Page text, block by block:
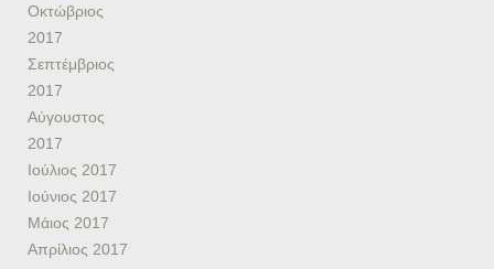
Οκτώβριος
2017
Σεπτέμβριος
2017
Αύγουστος
2017
Ιούλιος 2017
Ιούνιος 2017
Μάιος 2017
Απρίλιος 2017